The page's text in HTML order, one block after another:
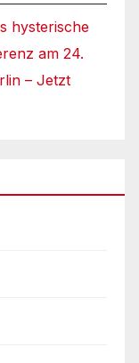
hysterische
am 24.
– Jetzt